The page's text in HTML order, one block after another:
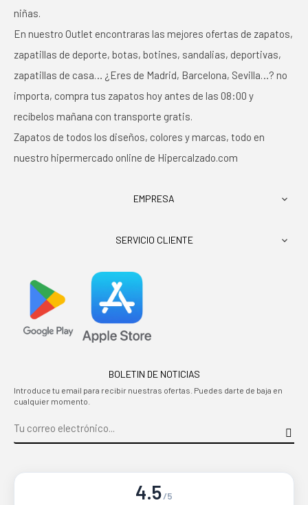
niñas.
En nuestro Outlet encontraras las mejores ofertas de zapatos,
zapatillas de deporte, botas, botines, sandalias, deportivas,
zapatillas de casa… ¿Eres de Madrid, Barcelona, Sevilla…? no
importa, compra tus zapatos hoy antes de las 08:00 y
recíbelos mañana con transporte gratis.
Zapatos de todos los diseños, colores y marcas, todo en
nuestro hipermercado online de Hipercalzado.com
EMPRESA 
SERVICIO CLIENTE 
BOLETIN DE NOTICIAS
Introduce tu email para recibir nuestras ofertas. Puedes darte de baja en
cualquier momento.
4.5/5